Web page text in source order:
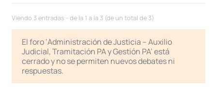
Viendo 3 entradas - de la 1 a la 3 (de un total de 3)
El foro ‘Administración de Justicia – Auxilio
Judicial, Tramitación PA y Gestión PA’ está
cerrado y no se permiten nuevos debates ni
respuestas.